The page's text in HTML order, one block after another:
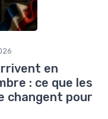
en
: ce que les
changent pour